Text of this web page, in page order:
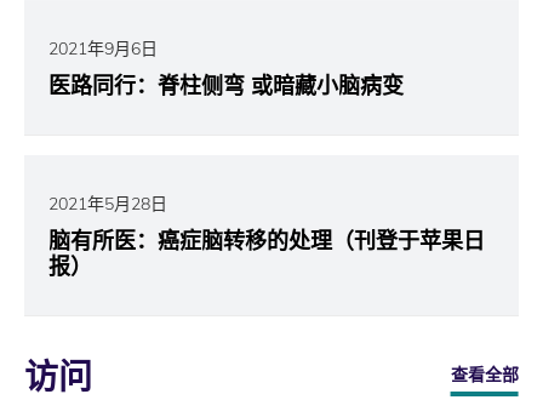
2021年9月6日
医路同行：脊柱侧弯 或暗藏小脑病变
2021年5月28日
脑有所医：癌症脑转移的处理（刊登于苹果日
报）
访问 查看全部